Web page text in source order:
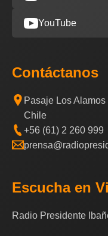
YouTube
Contáctanos
Pasaje Los
Chile
+56 (61) 2 260 999
Escucha en
Radio Presidente